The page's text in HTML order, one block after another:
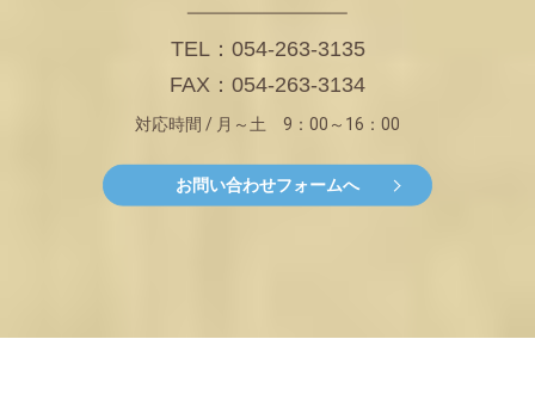
TEL：054-263-3135
FAX：054-263-3134
対応時間 / 月～土 9：00～16：00
お問い合わせフォームへ